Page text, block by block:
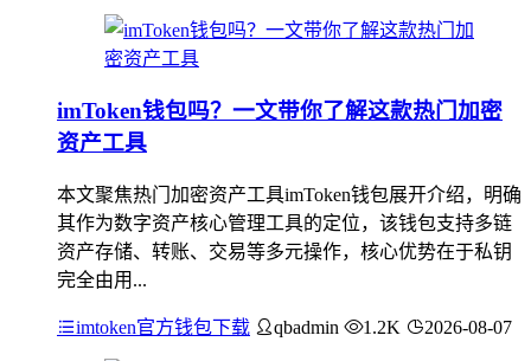
imToken钱包吗？一文带你了解这款热门加密
资产工具
本文聚焦热门加密资产工具imToken钱包展开介绍，明确
其作为数字资产核心管理工具的定位，该钱包支持多链
资产存储、转账、交易等多元操作，核心优势在于私钥
完全由用...
imtoken官方钱包下载 qbadmin 1.2K 2026-08-07